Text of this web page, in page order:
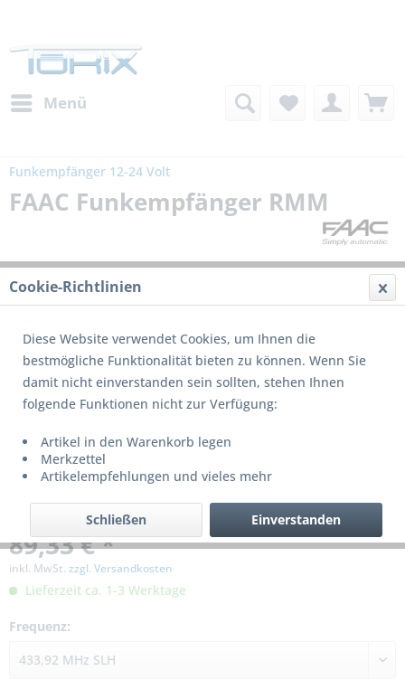
Menü
Funkempfänger 12-24 Volt
FAAC Funkempfänger RMM
89,33 € *
inkl. MwSt. zzgl. Versandkosten
Lieferzeit ca. 1-3 Werktage
Frequenz:
Cookie-Richtlinien
Diese Website verwendet Cookies, um Ihnen die
bestmögliche Funktionalität bieten zu können. Wenn Sie
damit nicht einverstanden sein sollten, stehen Ihnen
folgende Funktionen nicht zur Verfügung:
Artikel in den Warenkorb legen
Merkzettel
Artikelempfehlungen und vieles mehr
Einverstanden
Schließen